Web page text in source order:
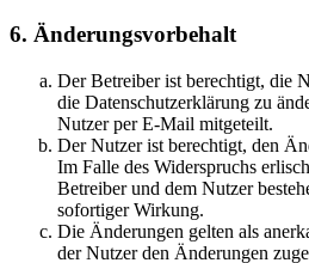
6. Änderungsvorbehalt
Der Betreiber ist berechtigt, die
die Datenschutzerklärung zu
Nutzer per E-Mail mitgeteilt.
Der Nutzer ist berechtigt, den
Im Falle des Widerspruchs
Betreiber und dem Nutzer
sofortiger Wirkung.
Die Änderungen gelten als
der Nutzer den Änderungen